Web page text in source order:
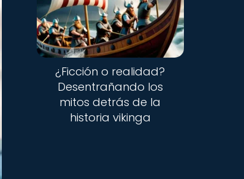
¿Ficción o realidad?
Desentrañando los
mitos detrás de la
historia vikinga